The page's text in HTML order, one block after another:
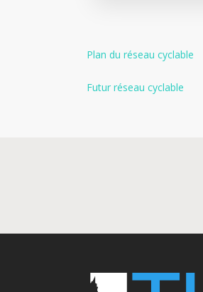
Plan du réseau cyclable
Futur réseau cyclable